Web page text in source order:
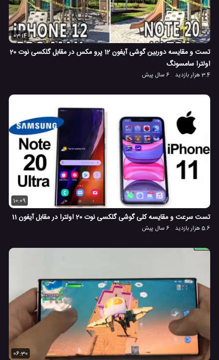
03:14
تست و مقایسه دوربین گوشی آیفون 12 پرو مکس در مقابل گلکسی نوت 20
اولترا سامسونگ
3.4 هزار بازدید 6 سال پیش
10:09
تست سرعت و مقایسه کلی گوشی گلکسی نوت 20 اولترا در مقابل آیفون 11
5.6 هزار بازدید 6 سال پیش
06:30